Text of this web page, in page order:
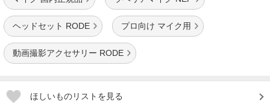
ヘッドセット RODE プロ向け マイク用
動画撮影アクセサリー RODE
ほしいものリストを見る